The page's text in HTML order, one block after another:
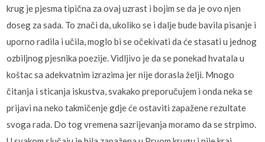
krug je pjesma tipična za ovaj uzrast i bojim se da je ovo njen
doseg za sada. To znači da, ukoliko se i dalje bude bavila pisanje i
uporno radila i učila, moglo bi se očekivati da će stasati u jednog
ozbiljnog pjesnika poezije. Vidljivo je da se ponekad hvatala u
koštac sa adekvatnim izrazima jer nije dorasla želji. Mnogo
čitanja i sticanja iskustva, svakako preporučujem i onda neka se
prijavi na neko takmičenje gdje će ostaviti zapažene rezultate
svoga rada. Do tog vremena sazrijevanja moramo da se strpimo.